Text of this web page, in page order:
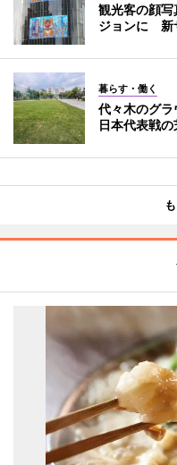
観光客の顔
ジョンに 新
暮らす・働く
代々木のグ
日本代表戦